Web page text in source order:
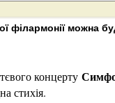
філармонії можна
концерту
стихія.